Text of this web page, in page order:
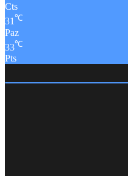
Cts
31℃
Paz
33℃
Pts